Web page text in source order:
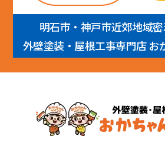
明石市・神戸市近郊地域
外壁塗装・屋根工事専門店 お